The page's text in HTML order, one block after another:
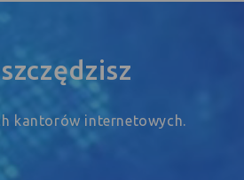
kantorów internetowych.